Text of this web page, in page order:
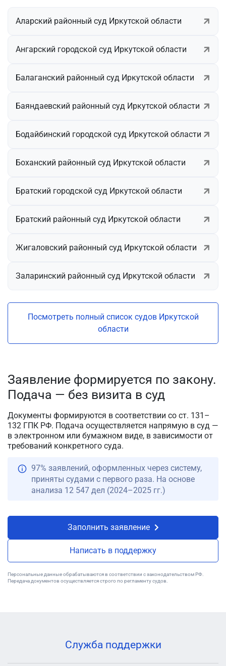
Аларский районный суд Иркутской области
Ангарский городской суд Иркутской области
Балаганский районный суд Иркутской области
Баяндаевский районный суд Иркутской области
Бодайбинский городской суд Иркутской области
Боханский районный суд Иркутской области
Братский городской суд Иркутской области
Братский районный суд Иркутской области
Жигаловский районный суд Иркутской области
Заларинский районный суд Иркутской области
Посмотреть полный список судов Иркутской
области
Заявление формируется по закону.
Подача — без визита в суд
Документы формируются в соответствии со ст. 131–
132 ГПК РФ. Подача осуществляется напрямую в суд —
в электронном или бумажном виде, в зависимости от
требований конкретного суда.
97% заявлений, оформленных через систему,
приняты судами с первого раза. На основе
анализа 12 547 дел (2024–2025 гг.)
Заполнить заявление
Написать в поддержку
Персональные данные обрабатываются в соответствии с законодательством РФ.
Передача документов осуществляется строго по регламенту судов.
Служба поддержки